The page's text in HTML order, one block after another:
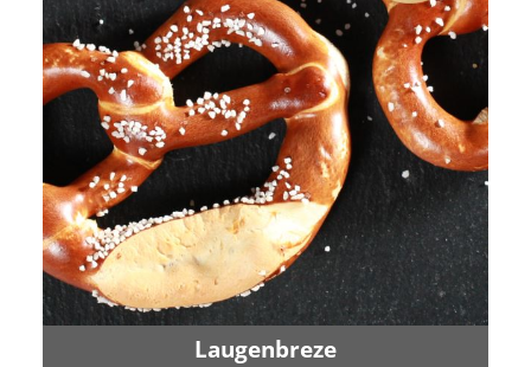
Laugenbreze